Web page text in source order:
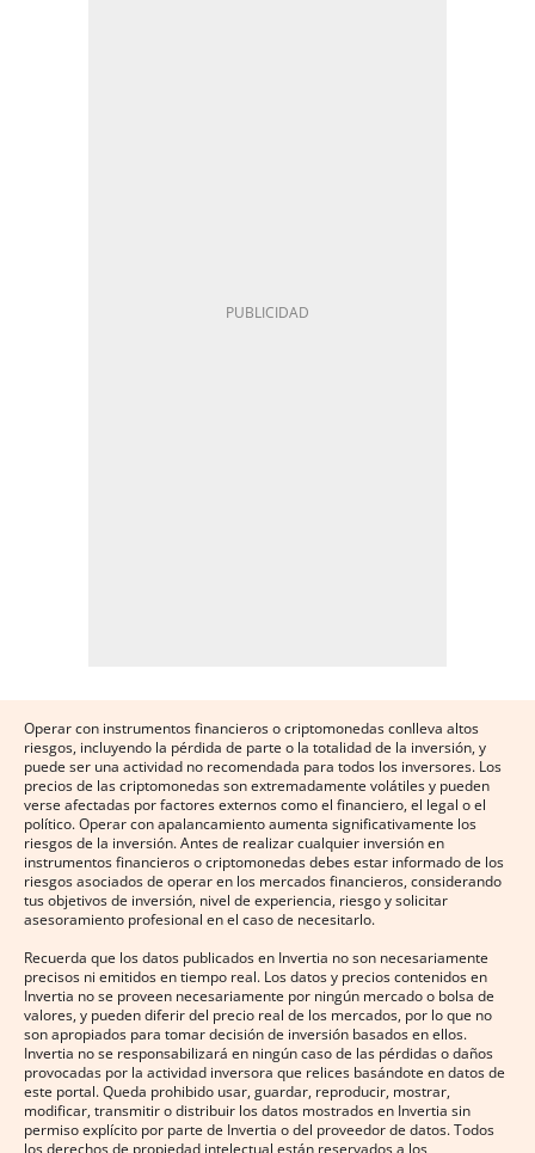
Operar con instrumentos financieros o criptomonedas conlleva altos
riesgos, incluyendo la pérdida de parte o la totalidad de la inversión, y
puede ser una actividad no recomendada para todos los inversores. Los
precios de las criptomonedas son extremadamente volátiles y pueden
verse afectadas por factores externos como el financiero, el legal o el
político. Operar con apalancamiento aumenta significativamente los
riesgos de la inversión. Antes de realizar cualquier inversión en
instrumentos financieros o criptomonedas debes estar informado de los
riesgos asociados de operar en los mercados financieros, considerando
tus objetivos de inversión, nivel de experiencia, riesgo y solicitar
asesoramiento profesional en el caso de necesitarlo.
Recuerda que los datos publicados en Invertia no son necesariamente
precisos ni emitidos en tiempo real. Los datos y precios contenidos en
Invertia no se proveen necesariamente por ningún mercado o bolsa de
valores, y pueden diferir del precio real de los mercados, por lo que no
son apropiados para tomar decisión de inversión basados en ellos.
Invertia no se responsabilizará en ningún caso de las pérdidas o daños
provocadas por la actividad inversora que relices basándote en datos de
este portal. Queda prohibido usar, guardar, reproducir, mostrar,
modificar, transmitir o distribuir los datos mostrados en Invertia sin
permiso explícito por parte de Invertia o del proveedor de datos. Todos